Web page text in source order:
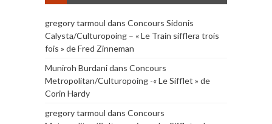
gregory tarmoul dans Concours Sidonis
Calysta/Culturopoing – « Le Train sifflera trois
fois » de Fred Zinneman
Muniroh Burdanidans Concours
Metropolitan/Culturopoing -« Le Sifflet » de
Corin Hardy
gregory tarmoul dans Concours